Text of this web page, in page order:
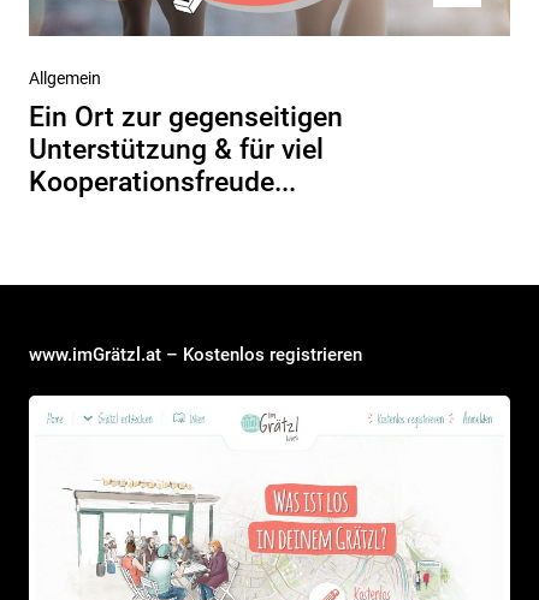
Nächster
Beitrag
Allgemein
Ein Ort zur gegenseitigen
Unterstützung & für viel
Kooperationsfreude...
www.imGrätzl.at – Kostenlos registrieren